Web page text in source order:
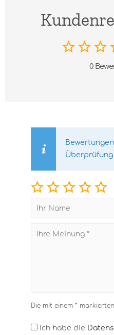
0
Die mit einem *
Ich habe die